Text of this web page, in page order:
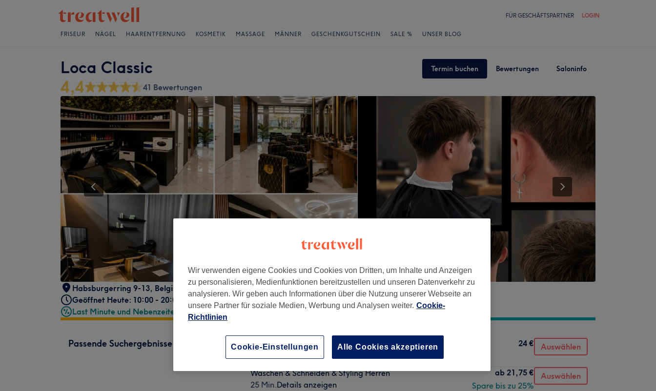
FÜR GESCHÄFTSPARTNER LOGIN
FRISEUR NÄGEL HAARENTFERNUNG KOSMETIK MASSAGE MÄNNER GESCHENKGUTSCHEIN SALE % UNSER BLOG
Loca Classic Termin buchen Bewertungen Saloninfo
4,4 41 Bewertungen
Habsburgerring 9-13, Belgisches Viertel rudolfplatz Köln, Köln, 50674
Geöffnet Heute: 10:00 - 20:00
Last Minute und Nebenzeiten
Passende Suchergebnisse
Haarschnitt Herren
24 € Auswählen
Waschen & Schneiden & Styling Herren
25 Min.Details anzeigen
ab 21,75 €
Spare bis zu 25%
Auswählen
Wir verwenden eigene Cookies und Cookies von Dritten, um Inhalte und Anzeigen
zu personalisieren, Medienfunktionen bereitzustellen und unseren Datenverkehr zu
analysieren. Wir geben auch Informationen über die Nutzung unserer Webseite an
unsere Partner für soziale Medien, Werbung und Analysen weiter. Cookie-
Richtlinien
Cookie-Einstellungen Alle Cookies akzeptieren